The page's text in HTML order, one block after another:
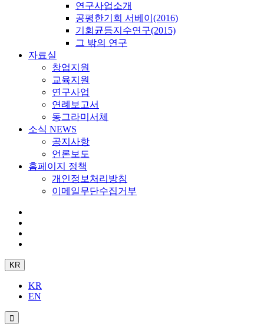
연구사업소개
공평한기회 서베이(2016)
기회균등지수연구(2015)
그 밖의 연구
자료실
창업지원
교육지원
연구사업
연례보고서
동그라미서체
소식 NEWS
공지사항
언론보도
홈페이지 정책
개인정보처리방침
이메일무단수집거부
KR
KR
EN